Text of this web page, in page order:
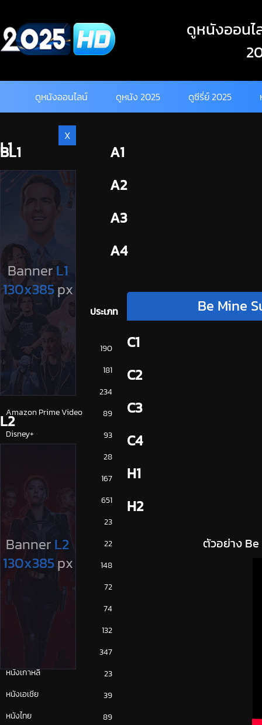
content
ดูหนังออนไ
ดูหนังออนไลน์ ดูหนัง 2025 ดูซีรี่ย์ 2025
BL1
BL2
A1
A2
A3
A4
ประเภท
การ์ตูน
190
ดูซีรี่ย์ 2025
181
234
Amazon Prime Video
89
Disney+
93
28
167
651
ซีรีย์จีน
23
ซีรีย์ญี่ปุ่น
22
ซีรีย์ฝรั่ง
148
ซีรีย์เกาหลี
72
74
132
347
หนังเกาหลี
23
หนังเอเชีย
39
หนังไทย
89
Be Mine
C1
C2
C3
C4
H1
H2
ตัวอย่าง
X
L1
L2